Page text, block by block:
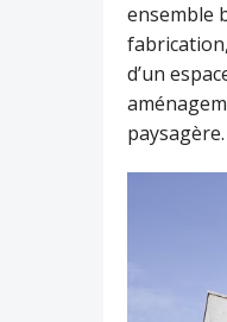
ensemble
d’un
paysagère.